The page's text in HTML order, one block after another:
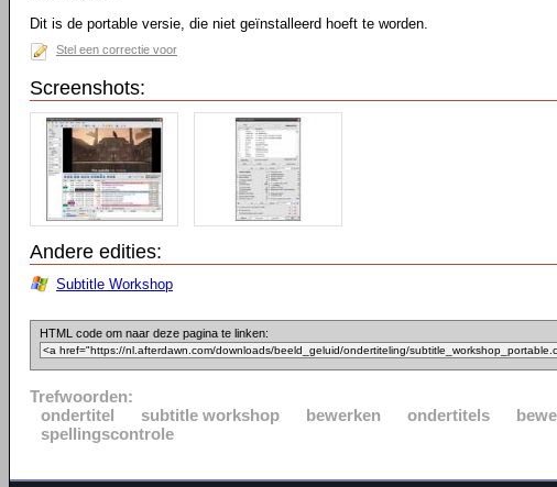
Dit is de portable versie, die niet geïnstalleerd hoeft te worden.
Stel een correctie voor
Screenshots:
Andere edities:
Subtitle Workshop
HTML code om naar deze pagina te linken:
Trefwoorden:
ondertitel
subtitle workshop bewerken ondertitels
spellingscontrole